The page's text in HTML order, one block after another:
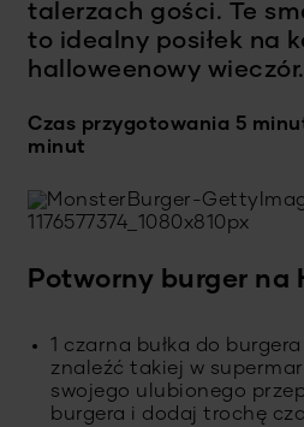
talerzach gości. Te
to idealny posiłek na
halloweenowy wieczór.
Czas przygotowania 5
minut
Potworny burger na
1 czarna bułka do
znaleźć takiej w
swojego ulubionego
burgera i dodaj trochę